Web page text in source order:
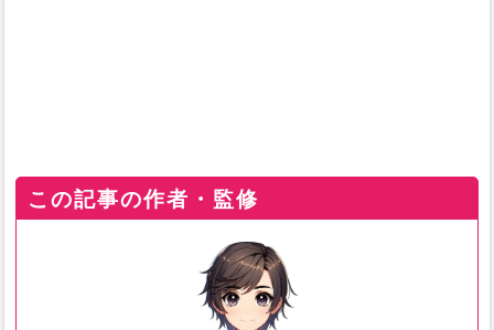
この記事の作者・監修